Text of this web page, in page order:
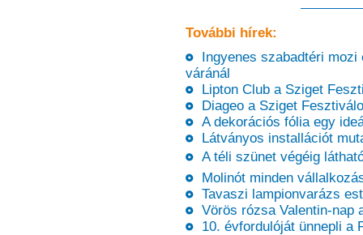
További hírek:
Ingyenes szabadtéri mozi
váránál
Lipton Club a Sziget
Diageo a Sziget
A dekorációs fólia egy
Látványos installációt
A téli szünet végéig
Molinót minden
Tavaszi lampionvarázs
Vörös rózsa Valentin-nap
10. évfordulóját ünnepli a